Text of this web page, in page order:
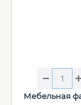
Мебельная